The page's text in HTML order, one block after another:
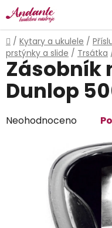
Přejít
na
obsah
Domů
/ Kytary a ukulele /
prstýnky a slide / Trsátka
Zásobník
Dunlop
Průměrné
Neohodnoceno